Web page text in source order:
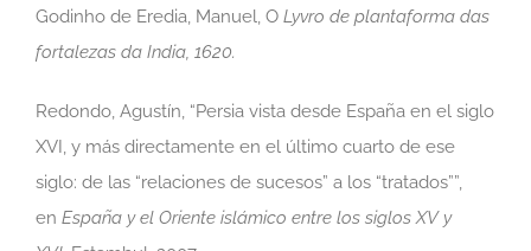
Godinho de Eredia, Manuel, O Lyvro de plantaforma das
fortalezas da India, 1620.
Redondo, Agustín, “Persia vista desde España en el siglo
XVI, y más directamente en el último cuarto de ese
siglo: de las “relaciones de sucesos” a los “tratados””,
en España y el Oriente islámico entre los siglos XV y